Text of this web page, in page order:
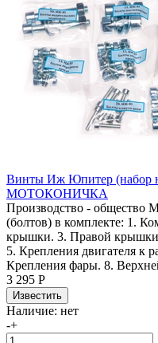
Винты Иж Юпитер (набор
МОТОКОНИЧКА
Производство -
(болтов) в комплекте: 1.
крышки. 3. Правой
5. Крепления двигателя к
Крепления фары. 8.
3 295 Р
Наличие: нет
-+